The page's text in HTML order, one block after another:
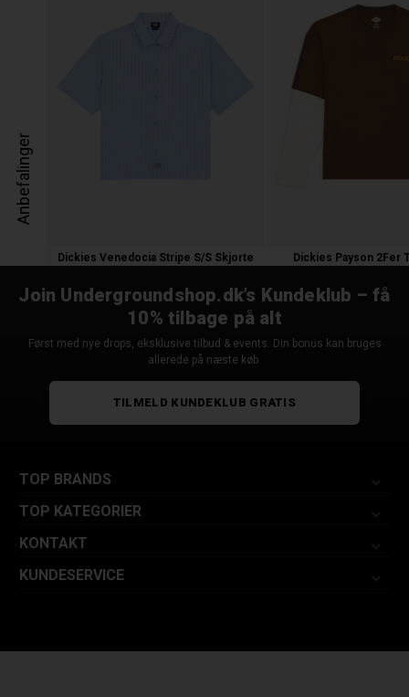
Anbefalinger
Dickies Venedocia Stripe S/S Skjorte Dickies Payson 2Fer
Join Undergroundshop.dk’s Kundeklub – få
10% tilbage på alt
Først med nye drops, eksklusive tilbud & events. Din bonus kan bruges
allerede på næste køb.
TILMELD KUNDEKLUB GRATIS
TOP BRANDS
TOP KATEGORIER
KONTAKT
KUNDESERVICE